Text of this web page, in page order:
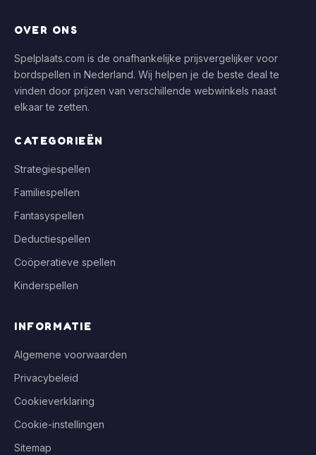
OVER ONS
Spelplaats.com is de onafhankelijke prijsvergelijker voor
bordspellen in Nederland. Wij helpen je de beste deal te
vinden door prijzen van verschillende webwinkels naast
elkaar te zetten.
CATEGORIEËN
Strategiespellen
Familiespellen
Fantasyspellen
Deductiespellen
Coöperatieve spellen
Kinderspellen
INFORMATIE
Algemene voorwaarden
Privacybeleid
Cookieverklaring
Cookie-instellingen
Sitemap